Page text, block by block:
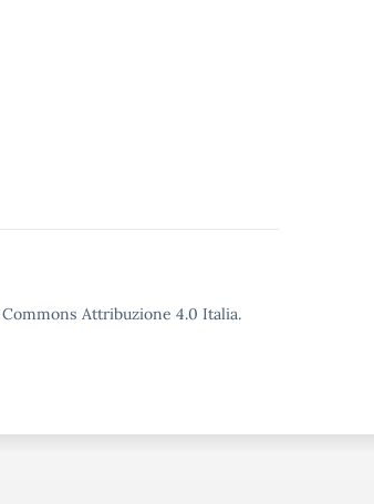
Attribuzione 4.0 Italia.